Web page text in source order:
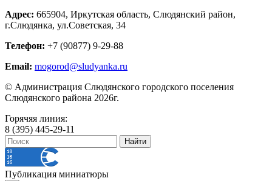
Адрес: 665904, Иркутская область, Слюдянский район,
г.Слюдянка, ул.Советская, 34
Телефон: +7 (90877) 9-29-88
Email: mogorod@sludyanka.ru
© Администрация Слюдянского городского поселения
Слюдянского района 2026г.
Горячяя линия:
8 (395) 445-29-11
Публикация миниатюры